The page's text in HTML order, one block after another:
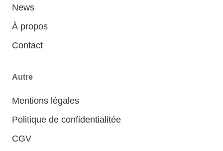
News
À propos
Contact
Autre
Mentions légales
Politique de confidentialitée
CGV